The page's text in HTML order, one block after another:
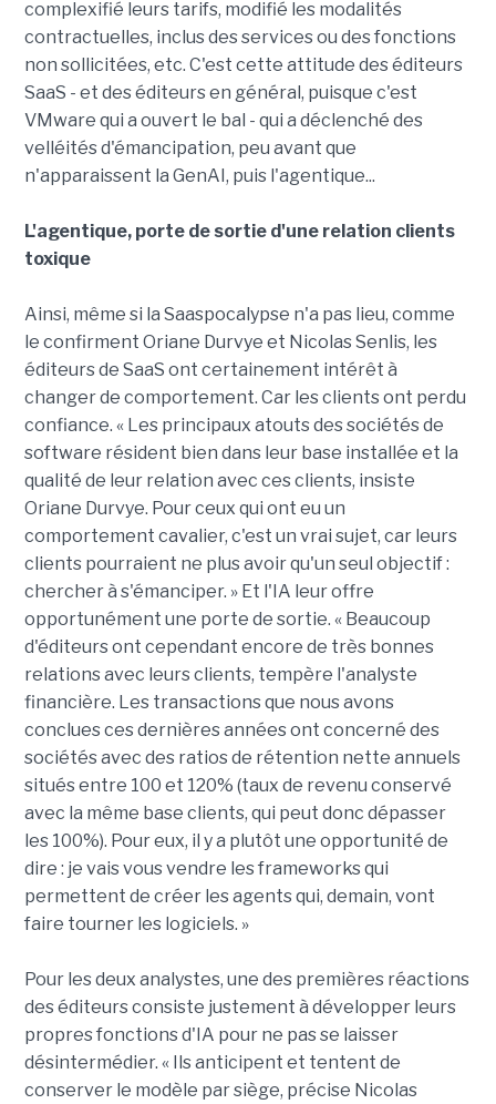
complexifié leurs tarifs, modifié les modalités
contractuelles, inclus des services ou des fonctions
non sollicitées, etc. C'est cette attitude des éditeurs
SaaS - et des éditeurs en général, puisque c'est
VMware qui a ouvert le bal - qui a déclenché des
velléités d'émancipation, peu avant que
n'apparaissent la GenAI, puis l'agentique...
L'agentique, porte de sortie d'une relation clients
toxique
Ainsi, même si la Saaspocalypse n'a pas lieu, comme
le confirment Oriane Durvye et Nicolas Senlis, les
éditeurs de SaaS ont certainement intérêt à
changer de comportement. Car les clients ont perdu
confiance. « Les principaux atouts des sociétés de
software résident bien dans leur base installée et la
qualité de leur relation avec ces clients, insiste
Oriane Durvye. Pour ceux qui ont eu un
comportement cavalier, c'est un vrai sujet, car leurs
clients pourraient ne plus avoir qu'un seul objectif :
chercher à s'émanciper. » Et l'IA leur offre
opportunément une porte de sortie. « Beaucoup
d'éditeurs ont cependant encore de très bonnes
relations avec leurs clients, tempère l'analyste
financière. Les transactions que nous avons
conclues ces dernières années ont concerné des
sociétés avec des ratios de rétention nette annuels
situés entre 100 et 120% (taux de revenu conservé
avec la même base clients, qui peut donc dépasser
les 100%). Pour eux, il y a plutôt une opportunité de
dire : je vais vous vendre les frameworks qui
permettent de créer les agents qui, demain, vont
faire tourner les logiciels. »
Pour les deux analystes, une des premières réactions
des éditeurs consiste justement à développer leurs
propres fonctions d'IA pour ne pas se laisser
désintermédier. « Ils anticipent et tentent de
conserver le modèle par siège, précise Nicolas